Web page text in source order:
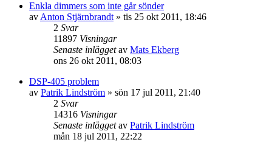
Enkla dimmers som inte går sönder
av Anton Stjärnbrandt » tis 25 okt 2011, 18:46
2 Svar
11897 Visningar
Senaste inläggetav Mats Ekberg
ons 26 okt 2011, 08:03
DSP-405 problem
av Patrik Lindström » sön 17 jul 2011, 21:40
2 Svar
14316 Visningar
Senaste inläggetav Patrik Lindström
mån 18 jul 2011, 22:22